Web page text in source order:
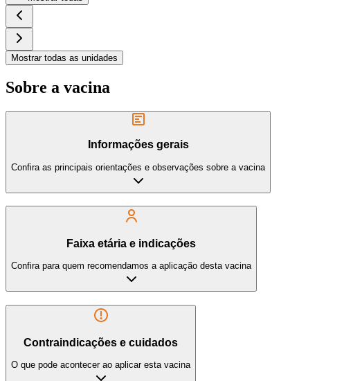
Mostrar todas as unidades
Sobre a vacina
Informações gerais
Confira as principais orientações e observações sobre a vacina
Faixa etária e indicações
Confira para quem recomendamos a aplicação desta vacina
Contraindicações e cuidados
O que pode acontecer ao aplicar esta vacina